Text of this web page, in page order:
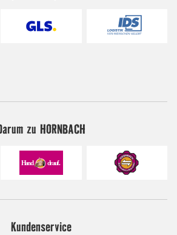
zu HORNBACH
Kundenservice